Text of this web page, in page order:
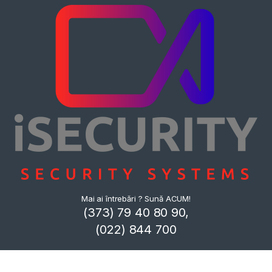
Mai ai întrebări ? Sună ACUM!
(373) 79 40 80 90,
(022) 844 700